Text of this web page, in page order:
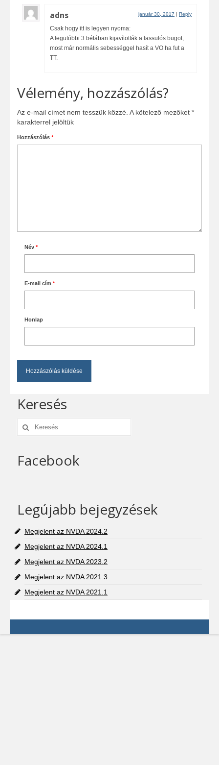
adns január 30, 2017 Reply
Csak hogy itt is legyen nyoma:
A legutóbbi 3 bétában kijavították a lassulós bugot,
most már normális sebességgel hasít a VO ha fut a
TT.
Vélemény, hozzászólás?
Az e-mail címet nem tesszük közzé. A kötelező mezőket *
karakterrel jelöltük
Hozzászólás *
Név *
E-mail cím *
Honlap
Keresés
Keresés:
Facebook
Legújabb bejegyzések
Megjelent az NVDA 2024.2
Megjelent az NVDA 2024.1
Megjelent az NVDA 2023.2
Megjelent az NVDA 2021.3
Megjelent az NVDA 2021.1